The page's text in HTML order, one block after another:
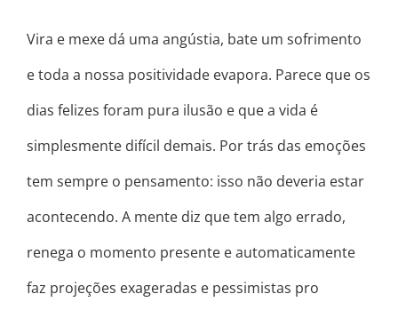
Vira e mexe dá uma angústia, bate um sofrimento
e toda a nossa positividade evapora. Parece que os
dias felizes foram pura ilusão e que a vida é
simplesmente difícil demais. Por trás das emoções
tem sempre o pensamento: isso não deveria estar
acontecendo. A mente diz que tem algo errado,
renega o momento presente e automaticamente
faz projeções exageradas e pessimistas pro